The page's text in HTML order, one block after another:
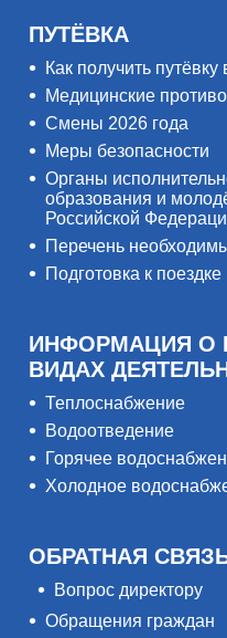
ПУТЁВКА
Как получить
Медицинские
Смены 2026 года
Меры безопасности
Органы
образования и
Российской
Перечень
Подготовка к поездке
ИНФОРМАЦИЯ О
ВИДАХ
Теплоснабжение
Водоотведение
Горячее
Холодное
ОБРАТНАЯ
Вопрос директору
Обращения граждан